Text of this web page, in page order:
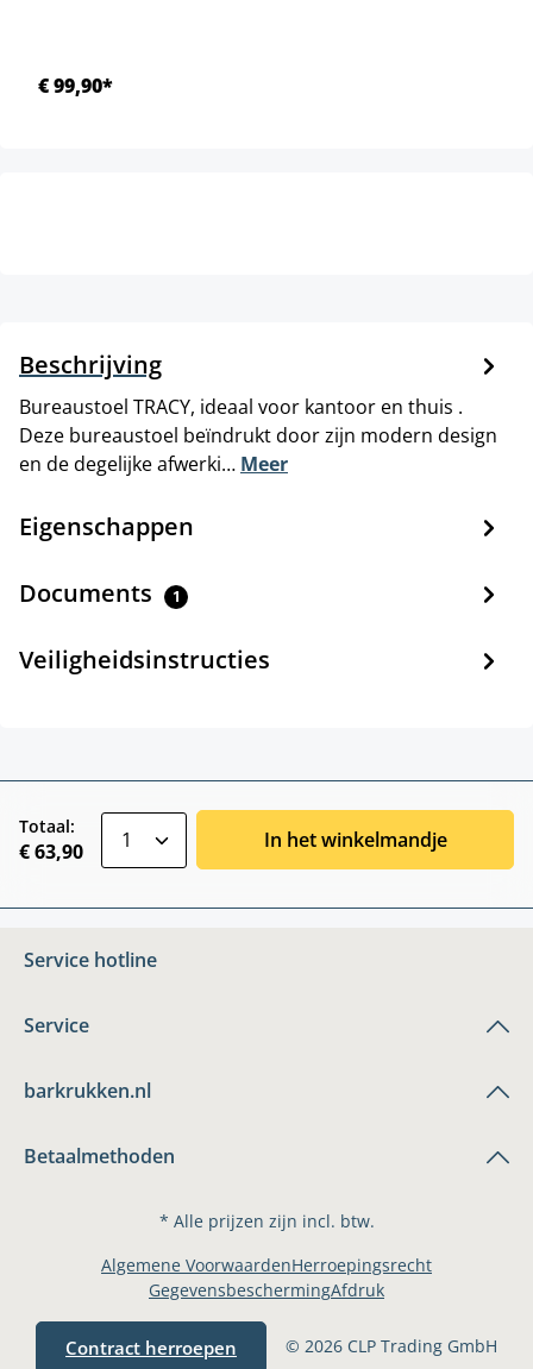
€ 99,90*
Beschrijving
Bureaustoel TRACY, ideaal voor kantoor en thuis .
Deze bureaustoel beïndrukt door zijn modern design
en de degelijke afwerki… Meer
Eigenschappen
Documents 1
Veiligheidsinstructies
Totaal:
€ 63,90 In het winkelmandje
Service hotline
Service
barkrukken.nl
Betaalmethoden
* Alle prijzen zijn incl. btw.
Contract herroepen © 2026 CLP Trading GmbH
Algemene VoorwaardenHerroepingsrecht
GegevensbeschermingAfdruk